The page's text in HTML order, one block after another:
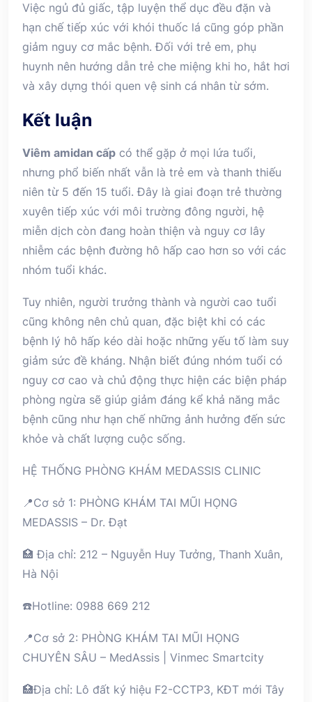
Việc ngủ đủ giấc, tập luyện thể dục đều đặn và
hạn chế tiếp xúc với khói thuốc lá cũng góp phần
giảm nguy cơ mắc bệnh. Đối với trẻ em, phụ
huynh nên hướng dẫn trẻ che miệng khi ho, hắt hơi
và xây dựng thói quen vệ sinh cá nhân từ sớm.
Kết luận
Viêm amidan cấp có thể gặp ở mọi lứa tuổi,
nhưng phổ biến nhất vẫn là trẻ em và thanh thiếu
niên từ 5 đến 15 tuổi. Đây là giai đoạn trẻ thường
xuyên tiếp xúc với môi trường đông người, hệ
miễn dịch còn đang hoàn thiện và nguy cơ lây
nhiễm các bệnh đường hô hấp cao hơn so với các
nhóm tuổi khác.
Tuy nhiên, người trưởng thành và người cao tuổi
cũng không nên chủ quan, đặc biệt khi có các
bệnh lý hô hấp kéo dài hoặc những yếu tố làm suy
giảm sức đề kháng. Nhận biết đúng nhóm tuổi có
nguy cơ cao và chủ động thực hiện các biện pháp
phòng ngừa sẽ giúp giảm đáng kể khả năng mắc
bệnh cũng như hạn chế những ảnh hưởng đến sức
khỏe và chất lượng cuộc sống.
HỆ THỐNG PHÒNG KHÁM MEDASSIS CLINIC
📍Cơ sở 1: PHÒNG KHÁM TAI MŨI HỌNG
MEDASSIS – Dr. Đạt
🏥 Địa chỉ: 212 – Nguyễn Huy Tưởng, Thanh Xuân,
Hà Nội
☎️Hotline: 0988 669 212
📍Cơ sở 2: PHÒNG KHÁM TAI MŨI HỌNG
CHUYÊN SÂU – MedAssis | Vinmec Smartcity
🏥Địa chỉ: Lô đất ký hiệu F2-CCTP3, KĐT mới Tây